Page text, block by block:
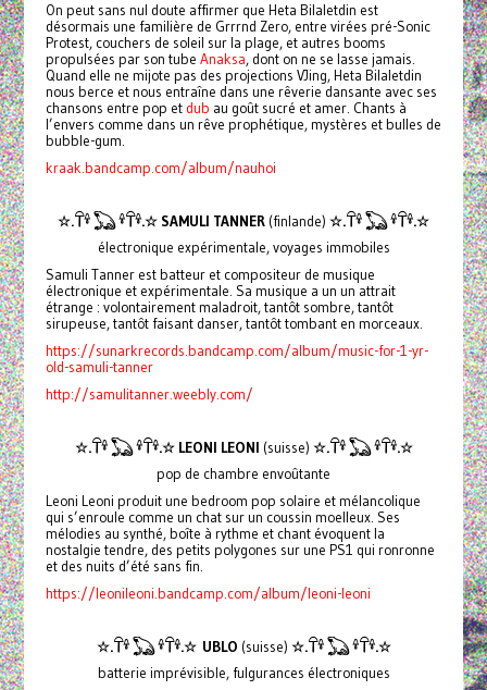
On peut sans nul doute affirmer que Heta Bilaletdin est
désormais une familière de Grrrnd Zero, entre virées pré-Sonic
Protest, couchers de soleil sur la plage, et autres booms
propulsées par son tube Anaksa, dont on ne se lasse jamais.
Quand elle ne mijote pas des projections VJing, Heta Bilaletdin
nous berce et nous entraîne dans une rêverie dansante avec ses
chansons entre pop et dub au goût sucré et amer. Chants à
l’envers comme dans un rêve prophétique, mystères et bulles de
bubble-gum.
kraak.bandcamp.com/album/nauhoi
☆.𓋼𓍊 𓆏 𓍊𓋼𓍊.☆ SAMULI TANNER (finlande) ☆.𓋼𓍊 𓆏 𓍊𓋼𓍊.☆
électronique expérimentale, voyages immobiles
Samuli Tanner est batteur et compositeur de musique
électronique et expérimentale. Sa musique a un un attrait
étrange : volontairement maladroit, tantôt sombre, tantôt
sirupeuse, tantôt faisant danser, tantôt tombant en morceaux.
https://sunarkrecords.bandcamp.com/album/music-for-1-yr-
old-samuli-tanner
http://samulitanner.weebly.com/
☆.𓋼𓍊 𓆏 𓍊𓋼𓍊.☆LEONI LEONI (suisse) ☆.𓋼𓍊 𓆏 𓍊𓋼𓍊.☆
pop de chambre envoûtante
Leoni Leoni produit une bedroom pop solaire et mélancolique
qui s’enroule comme un chat sur un coussin moelleux. Ses
mélodies au synthé, boîte à rythme et chant évoquent la
nostalgie tendre, des petits polygones sur une PS1 qui ronronne
et des nuits d’été sans fin.
https://leonileoni.bandcamp.com/album/leoni-leoni
☆.𓋼𓍊 𓆏 𓍊𓋼𓍊.☆UBLO (suisse) ☆.𓋼𓍊 𓆏 𓍊𓋼𓍊.☆
batterie imprévisible, fulgurances électroniques